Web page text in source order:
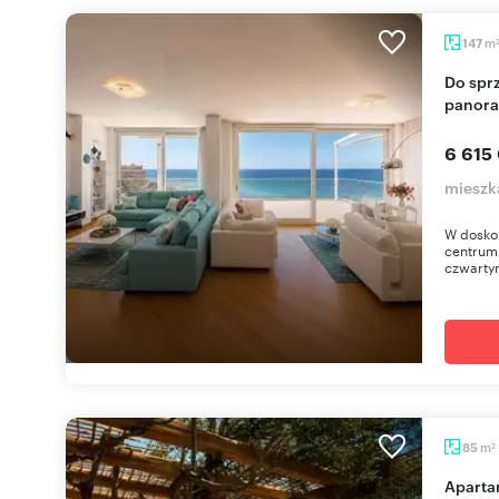
147 m2
Do sprzedania luksusowy penthouse z
6 615
W
85 m2
Apartament z panoramicznym widokiem na